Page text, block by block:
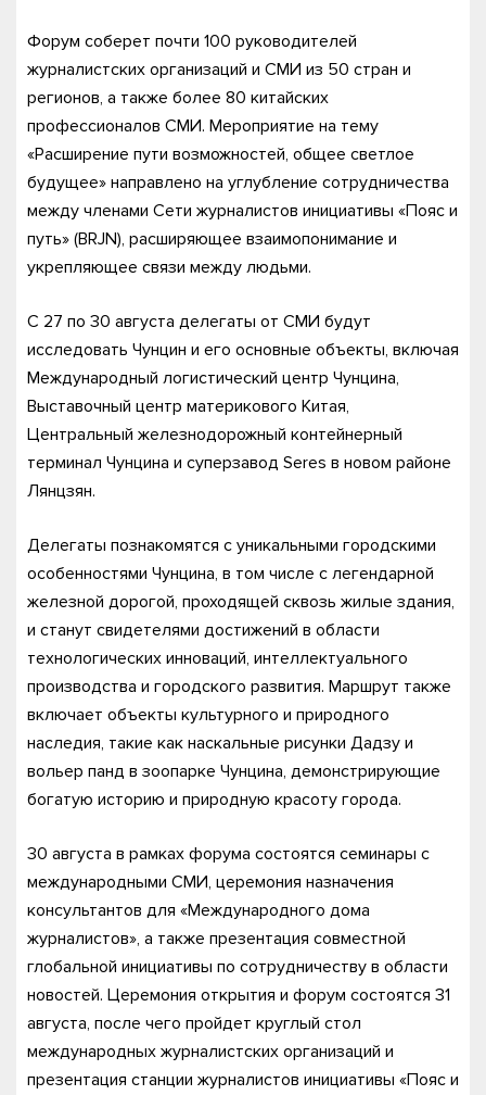
Форум соберет почти 100 руководителей
журналистских организаций и СМИ из 50 стран и
регионов, а также более 80 китайских
профессионалов СМИ. Мероприятие на тему
«Расширение пути возможностей, общее светлое
будущее» направлено на углубление сотрудничества
между членами Сети журналистов инициативы «Пояс и
путь» (BRJN), расширяющее взаимопонимание и
укрепляющее связи между людьми.
С 27 по 30 августа делегаты от СМИ будут
исследовать Чунцин и его основные объекты, включая
Международный логистический центр Чунцина,
Выставочный центр материкового Китая,
Центральный железнодорожный контейнерный
терминал Чунцина и суперзавод Seres в новом районе
Лянцзян.
Делегаты познакомятся с уникальными городскими
особенностями Чунцина, в том числе с легендарной
железной дорогой, проходящей сквозь жилые здания,
и станут свидетелями достижений в области
технологических инноваций, интеллектуального
производства и городского развития. Маршрут также
включает объекты культурного и природного
наследия, такие как наскальные рисунки Дадзу и
вольер панд в зоопарке Чунцина, демонстрирующие
богатую историю и природную красоту города.
30 августа в рамках форума состоятся семинары с
международными СМИ, церемония назначения
консультантов для «Международного дома
журналистов», а также презентация совместной
глобальной инициативы по сотрудничеству в области
новостей. Церемония открытия и форум состоятся 31
августа, после чего пройдет круглый стол
международных журналистских организаций и
презентация станции журналистов инициативы «Пояс и